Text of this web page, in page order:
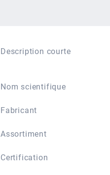
Description courte
Nom scientifique
Fabricant
Assortiment
Certification